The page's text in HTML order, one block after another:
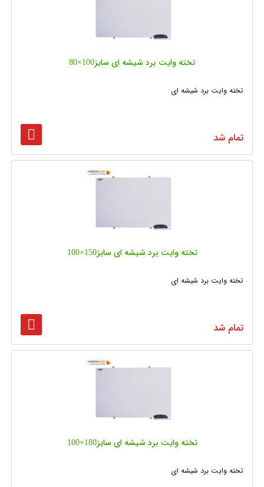
تخته وایت برد شیشه‌ ای سایز100×80
تخته وایت برد شیشه ای
تمام شد
تخته وایت برد شیشه‌ ای سایز150×100
تخته وایت برد شیشه ای
تمام شد
تخته وایت برد شیشه‌ ای سایز180×100
تخته وایت برد شیشه ای